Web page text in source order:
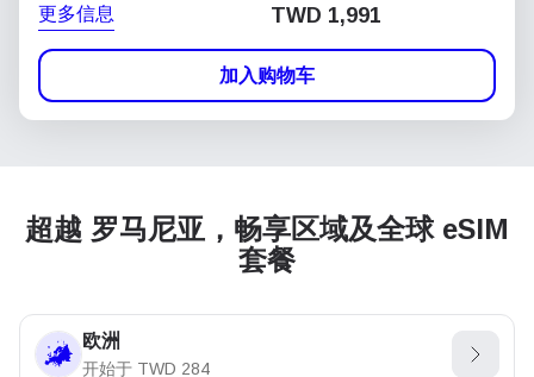
更多信息 TWD 1,991
加入购物车
超越 罗马尼亚，畅享区域及全球 eSIM
套餐
欧洲
开始于 TWD 284